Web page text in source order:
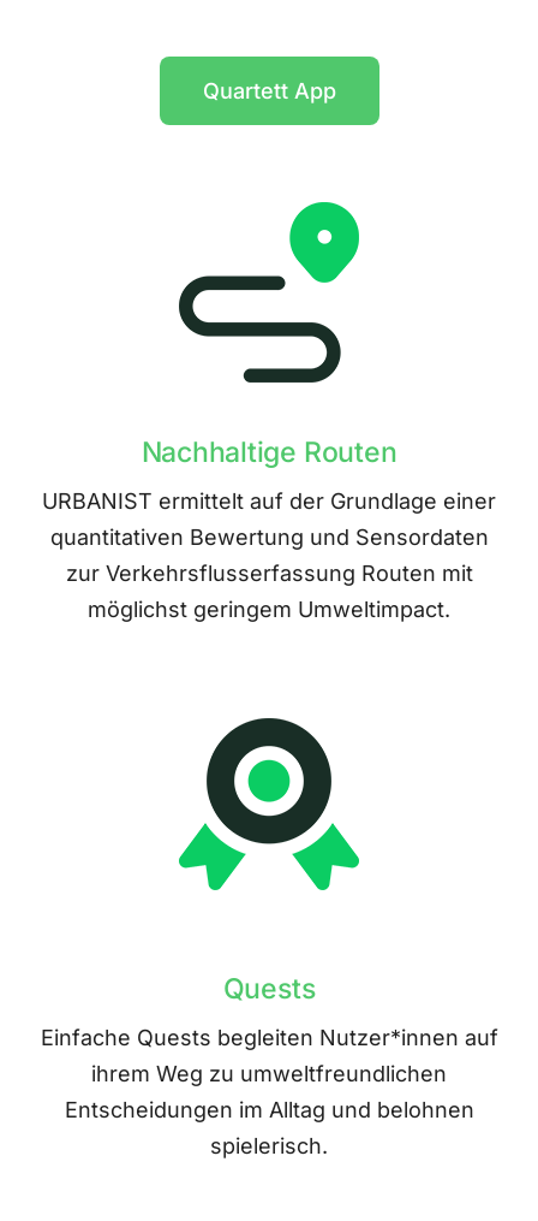
Quartett App
Nachhaltige Routen
URBANIST ermittelt auf der Grundlage einer
quantitativen Bewertung und Sensordaten
zur Verkehrsflusserfassung Routen mit
möglichst geringem Umweltimpact.
Quests
Einfache Quests begleiten Nutzer*innen auf
ihrem Weg zu umweltfreundlichen
Entscheidungen im Alltag und belohnen
spielerisch.